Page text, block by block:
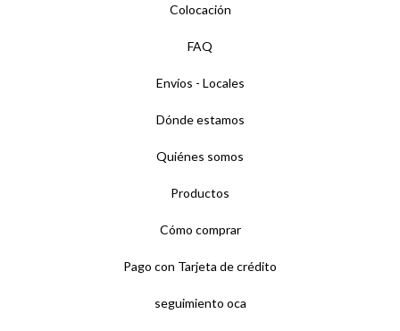
Colocación
FAQ
Envíos - Locales
Dónde estamos
Quiénes somos
Productos
Cómo comprar
Pago con Tarjeta de crédito
seguimiento oca